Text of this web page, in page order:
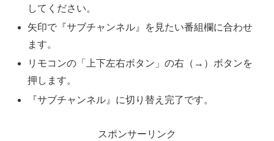
してください。
矢印で『サブチャンネル』を見たい番組欄に合わせ
ます。
リモコンの「上下左右ボタン」の右（→）ボタンを
押します。
『サブチャンネル』に切り替え完了です。
スポンサーリンク